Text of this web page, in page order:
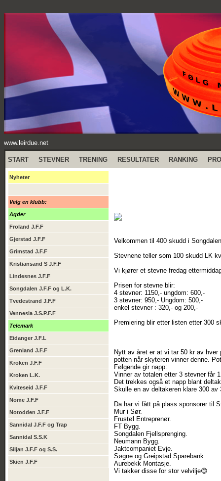
www.leirdue.net
START STEVNER TRENING RESULTATER RANKING
Nyheter
Velg en klubb:
Agder
Froland J.F.F
Gjerstad J.F.F
Grimstad J.F.F
Kristiansand S J.F.F
Lindesnes J.F.F
Songdalen J.F.F og L.K.
Tvedestrand J.F.F
Vennesla J.S.P.F.F
Telemark
Eidanger J.F.L
Grenland J.F.F
Kroken J.F.F
Kroken L.K.
Kviteseid J.F.F
Nome J.F.F
Notodden J.F.F
Sannidal J.F.F og Trap
Sannidal S.S.K
Siljan J.F.F og S.S.
Skien J.F.F
Velkommen til 400 skudd i
Stevnene teller som 100 skudd LK
Vi kjører et stevne fredag
Prisen for stevne blir:
4 stevner: 1150,- ungdom: 600,-
3 stevner: 950,- Ungdom: 500,-
enkel stevner : 320,- og 200,-
Premiering blir etter listen etter 300
Nytt av året er at vi tar 50 kr av hver
potten når skyteren vinner denne.
Følgende gir napp:
Vinner av totalen etter 3 stevner får
Det trekkes også et napp blant
Skulle en av deltakeren klare 300
Da har vi fått på plass sponsorer til
Mur i Sør.
Frustøl Entreprenør.
FT Bygg.
Songdalen Fjellsprenging.
Neumann Bygg.
Jaktcompaniet Evje.
Søgne og Greipstad Sparebank
Aurebekk Montasje.
Vi takker disse for stor velvilje😊